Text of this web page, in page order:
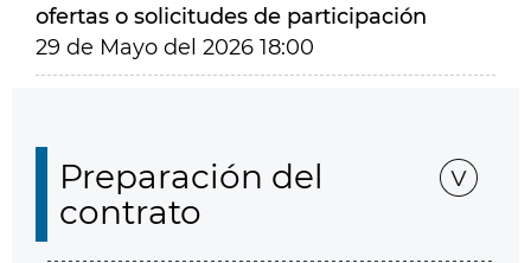
ofertas o solicitudes de participación
29 de Mayo del 2026 18:00
Preparación del
contrato